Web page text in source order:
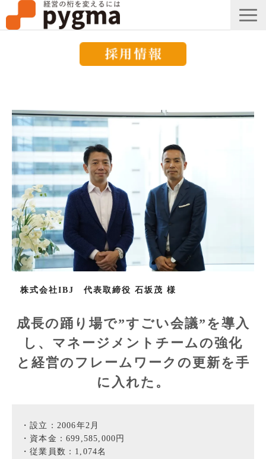
メッセージ
導入事例一覧
組織改革コラム
ピグマのブログ
セミナー
お知らせ
株式会社IBJ　代表取締役 石坂茂 様
成長の踊り場で”すごい会議”を導入
し、マネージメントチームの強化
と経営のフレームワークの更新を手
に入れた。
・設立：2006年2月
・資本金：699,585,000円
・従業員数：1,074名